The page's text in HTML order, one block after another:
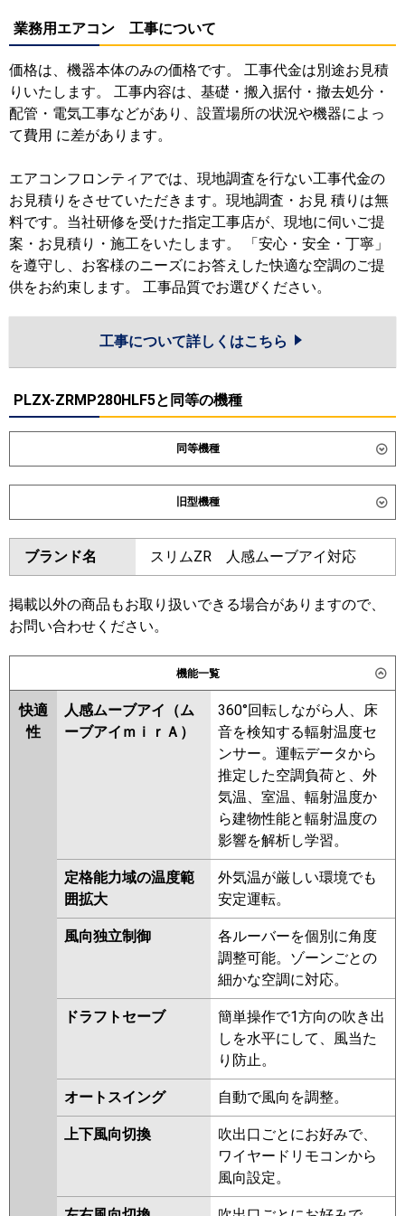
業務用エアコン 工事について
価格は、機器本体のみの価格です。 工事代金は別途お見積
りいたします。 工事内容は、基礎・搬入据付・撤去処分・
配管・電気工事などがあり、設置場所の状況や機器によっ
て費用 に差があります。
エアコンフロンティアでは、現地調査を行ない工事代金の
お見積りをさせていただきます。現地調査・お見 積りは無
料です。当社研修を受けた指定工事店が、現地に伺いご提
案・お見積り・施工をいたします。 「安心・安全・丁寧」
を遵守し、お客様のニーズにお答えした快適な空調のご提
供をお約束します。 工事品質でお選びください。
工事について詳しくはこちら
PLZX-ZRMP280HLF5と同等の機種
同等機種
ダイキン SSRC280DD SSRC280DND
SSRUC280DD
東芝 GUXB280131MUB GUXB280131XU
GUXB28013P1XU
三菱電機 PLZX-ZRMP280HF6
ZRMP280HBF6
ZRMP280HFG6
日立 RCI-GP280RGHP6
FDTZ2806HP6SA-airf
FDTZ2806HP6SA
FDTZ2806HP6SA-osj
FDTZ2806HP6SA-rak
パナソニック PA-P280U7GDC PA-P280U7GDNC
PA-P280U7GDNCX
旧型機種
ダイキン SSRC280CD SSRC280CND
SSRUC280CD
東芝 GUXB28013XU GUXB28013MUB
GUXB28013PMUB
RUXB28033MU RUXB28033XU
RUXB28033M
三菱電機 PLZX-ZRMP280HF5 PLZX-
ZRMP280HBF5 PLZX-
ZRMP280HFG5
PLZX-
ZRMP280HF4 PLZX-
ZRMP280HLF4 PLZX-
ZRMP280HBF4 PLZX-
ZRMP280HFG4 PLZX-
ZRMP280HF3 PLZX-
ZRMP280HLF3 PLZX-
ZRMP280HFG3 PLZX-
ZRMP280HLF2 PLZX-
ZRMP280HF2 PLZX-
ZRMP280HFG2 PLZX-
ZRMP280EFZ PLZX-
ZRMP280ELFZ PLZX-
ZRMP280EFGZ PLZX-
ZRMP280ELFGZ
ZRP280EFY PLZX-ZRP280ELFY
PLZX-
ZRP280ELFGY PLZX-ZRP280EFV
PLZX-ZRP280ELFV PLZX-
ZRP280EFGV PLZX-
ZRP280ELFGV PLZX-ZRP280EFR
ブランド名 スリムZR 人感ムーブアイ対応
掲載以外の商品もお取り扱いできる場合がありますので、
お問い合わせください。
機能一覧
快適
性
人感ムーブアイ（ム
ーブアイｍｉｒＡ）
360°回転しながら人、床
音を検知する輻射温度セ
ンサー。運転データから
推定した空調負荷と、外
気温、室温、輻射温度か
ら建物性能と輻射温度の
影響を解析し学習。
定格能力域の温度範
囲拡大
外気温が厳しい環境でも
安定運転。
風向独立制御
各ルーバーを個別に角度
調整可能。ゾーンごとの
細かな空調に対応。
ドラフトセーブ
簡単操作で1方向の吹き出
しを水平にして、風当た
り防止。
オートスイング 自動で風向を調整。
上下風向切換
吹出口ごとにお好みで、
ワイヤードリモコンから
風向設定。